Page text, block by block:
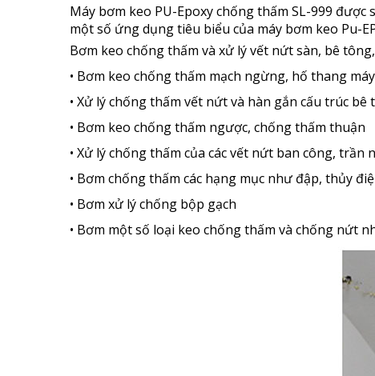
Máy bơm keo PU-Epoxy chống thấm SL-999
một số ứng dụng tiêu biểu của máy bơm keo Pu-
Bơm keo chống thấm và xử lý vết nứt sàn, bê
• Bơm keo chống thấm mạch ngừng, hố thang
• Xử lý chống thấm vết nứt và hàn gắn cấu trúc bê
• Bơm keo chống thấm ngược, chống thấm thuận
• Xử lý chống thấm của các vết nứt ban công, trần
• Bơm chống thấm các hạng mục như đập, thủy
• Bơm xử lý chống bộp gạch
• Bơm một số loại keo chống thấm và chống nứt